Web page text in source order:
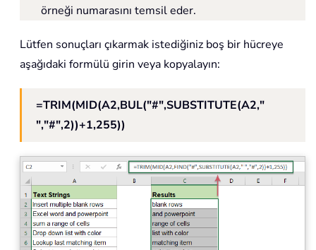
örneği numarasını temsil eder.
Lütfen sonuçları çıkarmak istediğiniz boş bir hücreye
aşağıdaki formülü girin veya kopyalayın:
=TRIM(MID(A2,BUL("#",SUBSTITUTE(A2,"
","#",2))+1,255))